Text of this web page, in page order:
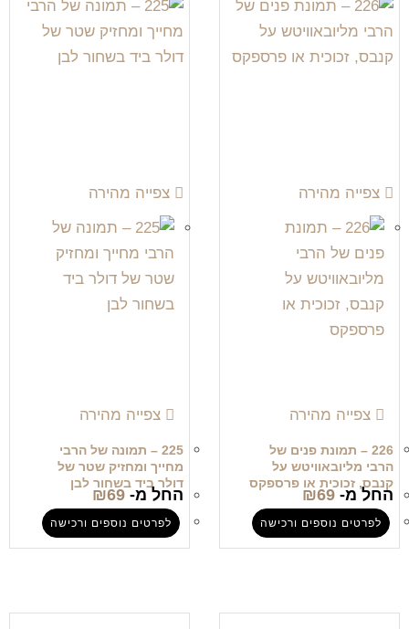
צפייה מהירה
צפייה מהירה
226 – תמונת פנים של
הרבי מליובאוויטש על
קנבס, זכוכית או פרספקס
החל מ- ₪69
לפרטים נוספים ורכישה
צפייה מהירה
צפייה מהירה
225 – תמונה של הרבי
מחייך ומחזיק שטר של
דולר ביד בשחור לבן
החל מ- ₪69
לפרטים נוספים ורכישה